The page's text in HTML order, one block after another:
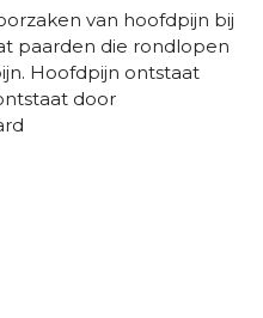
van hoofdpijn bij
paarden die rondlopen
Hoofdpijn ontstaat
door